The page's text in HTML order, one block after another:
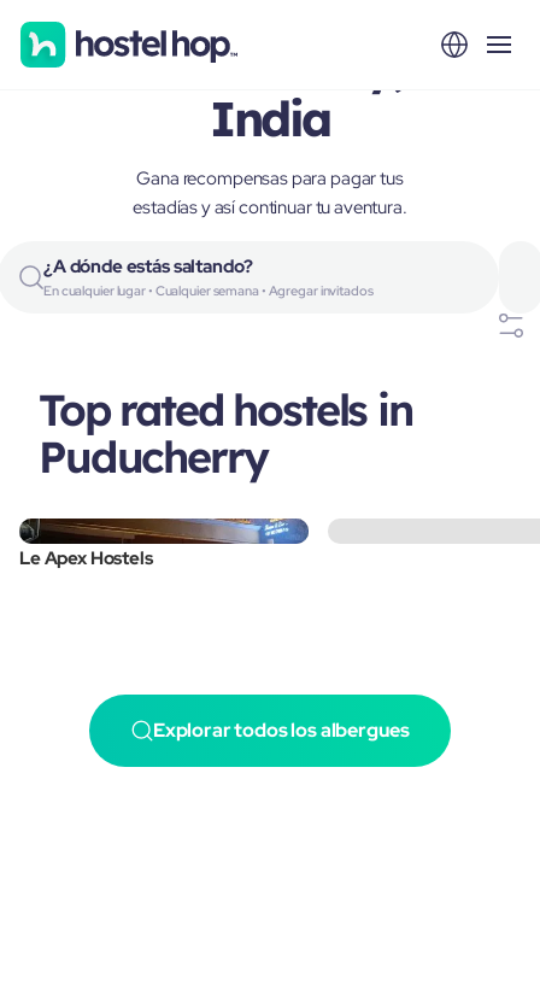
Puducherry,
India
Gana recompensas para pagar tus
estadías y así continuar tu aventura.
¿A dónde estás saltando?
En cualquier lugar • Cualquier semana • Agregar invitados
Top rated hostels in
Puducherry
Le Apex Hostels
Explorar todos los albergues